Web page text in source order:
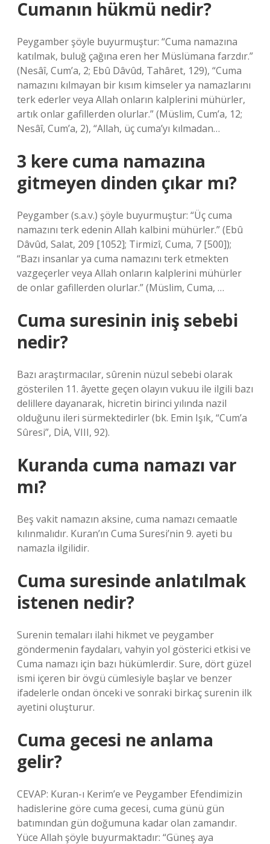
Cumanın hükmü nedir?
Peygamber şöyle buyurmuştur: “Cuma namazına
katılmak, buluğ çağına eren her Müslümana farzdır.”
(Nesâî, Cum’a, 2; Ebû Dâvûd, Tahâret, 129), “Cuma
namazını kılmayan bir kısım kimseler ya namazlarını
terk ederler veya Allah onların kalplerini mühürler,
artık onlar gafillerden olurlar.” (Müslim, Cum’a, 12;
Nesâî, Cum’a, 2), “Allah, üç cuma’yı kılmadan…
3 kere cuma namazına
gitmeyen dinden çıkar mı?
Peygamber (s.a.v.) şöyle buyurmuştur: “Üç cuma
namazını terk edenin Allah kalbini mühürler.” (Ebû
Dâvûd, Salat, 209 [1052]; Tirmizî, Cuma, 7 [500]);
“Bazı insanlar ya cuma namazını terk etmekten
vazgeçerler veya Allah onların kalplerini mühürler
de onlar gafillerden olurlar.” (Müslim, Cuma, …
Cuma suresinin iniş sebebi
nedir?
Bazı araştırmacılar, sûrenin nüzul sebebi olarak
gösterilen 11. âyette geçen olayın vukuu ile ilgili bazı
delillere dayanarak, hicretin birinci yılında nazil
olduğunu ileri sürmektedirler (bk. Emin Işık, “Cum’a
Sûresi”, DİA, VIII, 92).
Kuranda cuma namazı var
mı?
Beş vakit namazın aksine, cuma namazı cemaatle
kılınmalıdır. Kuran’ın Cuma Suresi’nin 9. ayeti bu
namazla ilgilidir.
Cuma suresinde anlatılmak
istenen nedir?
Surenin temaları ilahi hikmet ve peygamber
göndermenin faydaları, vahyin yol gösterici etkisi ve
Cuma namazı için bazı hükümlerdir. Sure, dört güzel
ismi içeren bir övgü cümlesiyle başlar ve benzer
ifadelerle ondan önceki ve sonraki birkaç surenin ilk
ayetini oluşturur.
Cuma gecesi ne anlama
gelir?
CEVAP: Kuran-ı Kerim’e ve Peygamber Efendimizin
hadislerine göre cuma gecesi, cuma günü gün
batımından gün doğumuna kadar olan zamandır.
Yüce Allah şöyle buyurmaktadır: “Güneş aya